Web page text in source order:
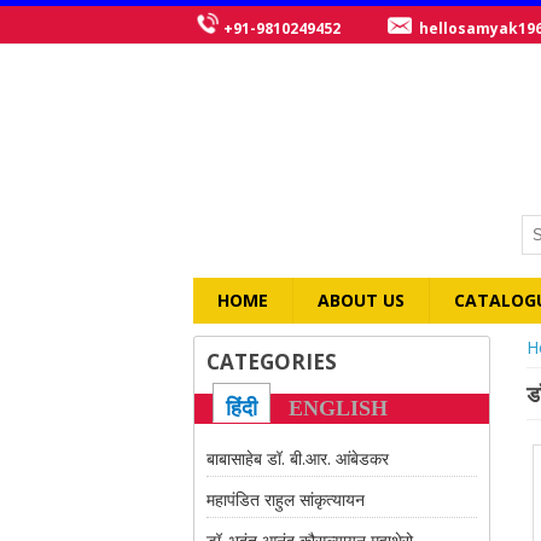
+91-9810249452
HOME ABOUT US
CATEGORIES
हिंदी ENGLISH
बाबासाहेब डॉ. बी.आर. आंबेडकर
महापंडित राहुल सांकृत्यायन